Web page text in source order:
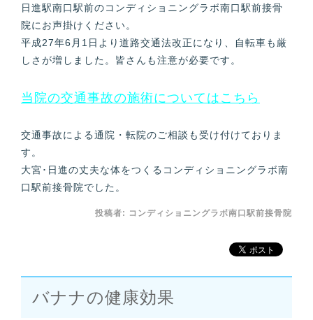
日進駅南口駅前のコンディショニングラボ南口駅前接骨
院にお声掛けください。
平成27年6月1日より道路交通法改正になり、自転車も厳
しさが増しました。皆さんも注意が必要です。
当院の交通事故の施術についてはこちら
交通事故による通院・転院のご相談も受け付けておりま
す。
大宮･日進の丈夫な体をつくるコンディショニングラボ南
口駅前接骨院でした。
投稿者: コンディショニングラボ南口駅前接骨院
バナナの健康効果